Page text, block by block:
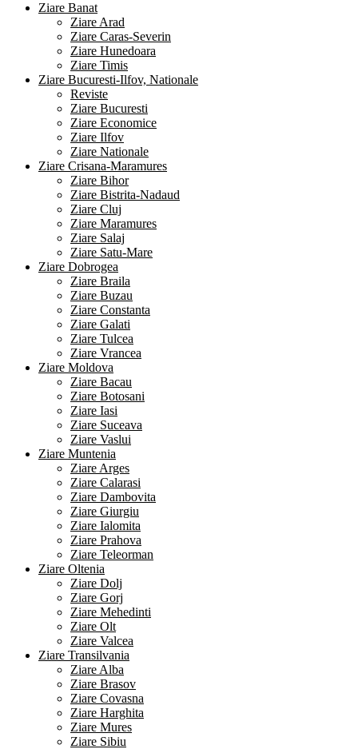
Ziare Banat
Ziare Arad
Ziare Caras-Severin
Ziare Hunedoara
Ziare Timis
Ziare Bucuresti-Ilfov, Nationale
Reviste
Ziare Bucuresti
Ziare Economice
Ziare Ilfov
Ziare Nationale
Ziare Crisana-Maramures
Ziare Bihor
Ziare Bistrita-Nadaud
Ziare Cluj
Ziare Maramures
Ziare Salaj
Ziare Satu-Mare
Ziare Dobrogea
Ziare Braila
Ziare Buzau
Ziare Constanta
Ziare Galati
Ziare Tulcea
Ziare Vrancea
Ziare Moldova
Ziare Bacau
Ziare Botosani
Ziare Iasi
Ziare Suceava
Ziare Vaslui
Ziare Muntenia
Ziare Arges
Ziare Calarasi
Ziare Dambovita
Ziare Giurgiu
Ziare Ialomita
Ziare Prahova
Ziare Teleorman
Ziare Oltenia
Ziare Dolj
Ziare Gorj
Ziare Mehedinti
Ziare Olt
Ziare Valcea
Ziare Transilvania
Ziare Alba
Ziare Brasov
Ziare Covasna
Ziare Harghita
Ziare Mures
Ziare Sibiu